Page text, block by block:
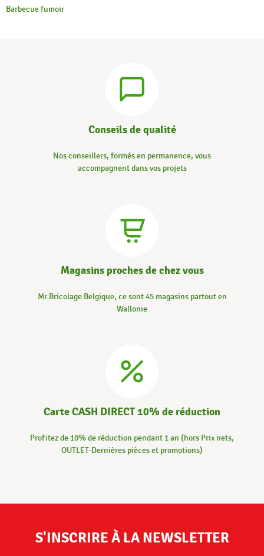
Barbecue fumoir
Conseils de qualité
Nos conseillers, formés en permanence, vous
accompagnent dans vos projets
Magasins proches de chez vous
Mr.Bricolage Belgique, ce sont 45 magasins partout en
Wallonie
Carte CASH DIRECT 10% de réduction
Profitez de 10% de réduction pendant 1 an (hors Prix nets,
OUTLET-Dernières pièces et promotions)
S'INSCRIRE À LA NEWSLETTER